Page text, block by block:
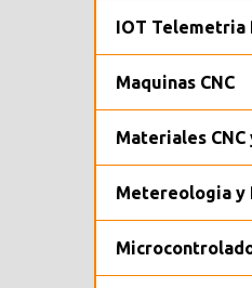
IOT Telemetria
Maquinas CNC
Materiales CNC
Metereologia y